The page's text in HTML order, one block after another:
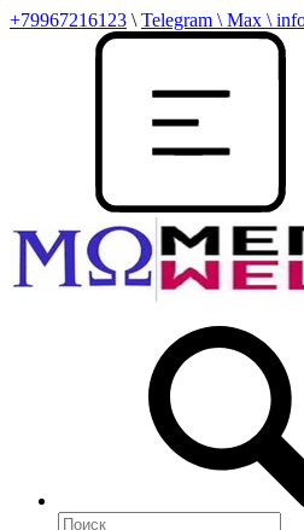
+79967216123 \ Telegram \ Max \